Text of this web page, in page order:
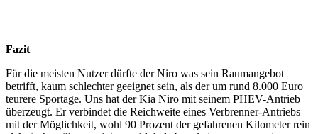
Fazit
Für die meisten Nutzer dürfte der Niro was sein Raumangebot
betrifft, kaum schlechter geeignet sein, als der um rund 8.000 Euro
teurere Sportage. Uns hat der Kia Niro mit seinem PHEV-Antrieb
überzeugt. Er verbindet die Reichweite eines Verbrenner-Antriebs
mit der Möglichkeit, wohl 90 Prozent der gefahrenen Kilometer rein